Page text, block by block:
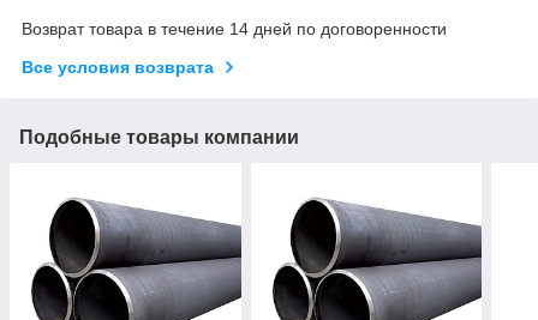
Возврат товара в течение 14 дней по договоренности
Все условия возврата
Подобные товары компании